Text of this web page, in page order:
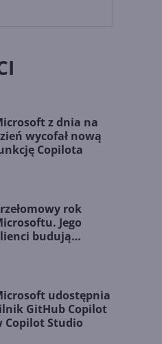
z dnia na
wycofał nową
Copilota
rok
Jego
budują
udostępnia
GitHub Copilot
Copilot Studio